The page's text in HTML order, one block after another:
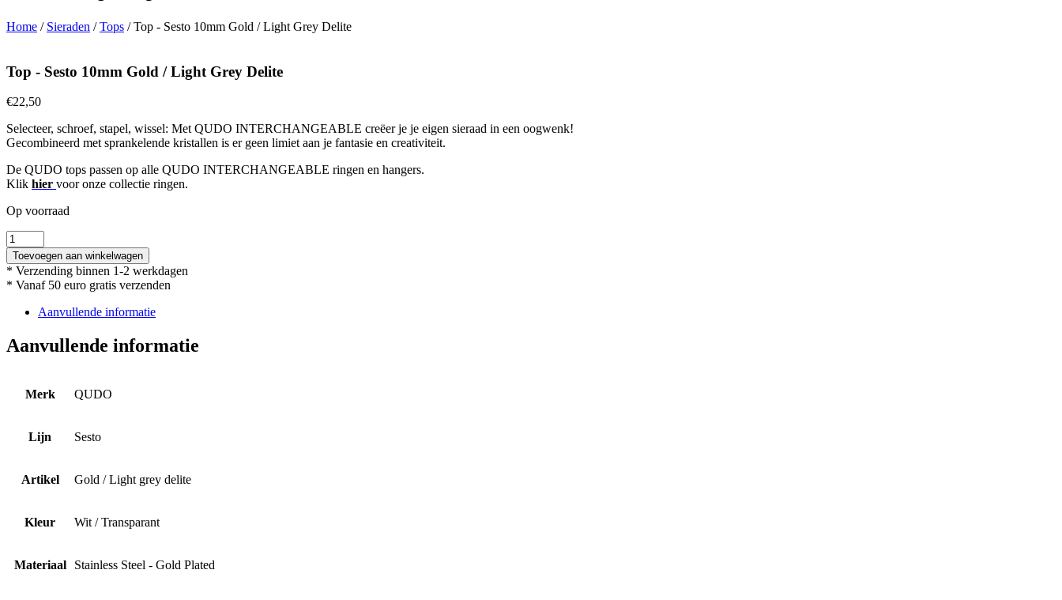
Home / Sieraden /Tops / Top - Sesto 10mm Gold / Light Grey Delite
Top - Sesto 10mm Gold / Light Grey Delite
€22,50
Selecteer, schroef, stapel, wissel: Met QUDO INTERCHANGEABLE creëer je je eigen sieraad in een oogwenk!
Gecombineerd met sprankelende kristallen is er geen limiet aan je fantasie en creativiteit.
De QUDO tops passen op alle QUDO INTERCHANGEABLE ringen en hangers.
Klik hier voor onze collectie ringen.
Op voorraad
Top
-
Sesto
10mm
Gold
Grey
Delite
Toevoegen aan winkelwagen
* Verzending binnen 1-2 werkdagen
* Vanaf 50 euro gratis verzenden
Aanvullende informatie
Aanvullende informatie
Merk QUDO
Lijn Sesto
Artikel Gold / Light grey delite
Kleur Wit / Transparant
Materiaal Stainless Steel - Gold Plated